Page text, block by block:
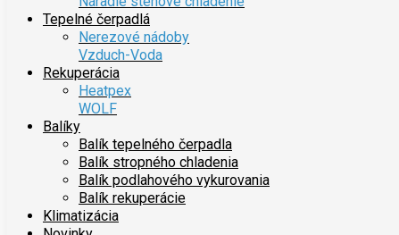
Tepelné čerpadlá
Nerezové nádoby
Vzduch-Voda
Rekuperácia
Heatpex
WOLF
Balíky
Balík tepelného čerpadla
Balík stropného chladenia
Balík podlahového vykurovania
Balík rekuperácie
Klimatizácia